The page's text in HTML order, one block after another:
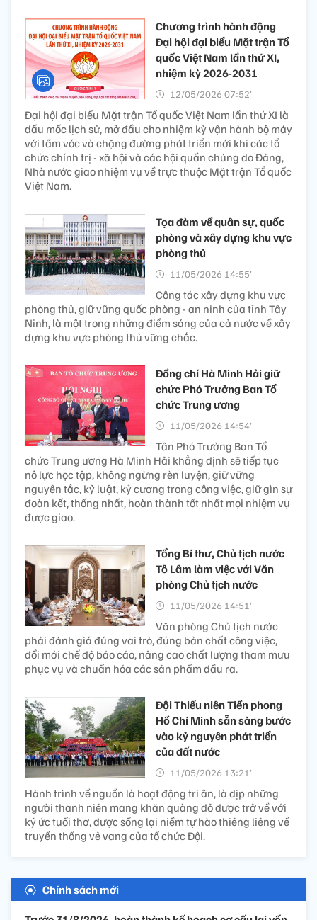
Chương trình hành động
Đại hội đại biểu Mặt trận Tổ
quốc Việt Nam lần thứ XI,
nhiệm kỳ 2026-2031
12/05/2026 07:52’
Đại hội đại biểu Mặt trận Tổ quốc Việt Nam lần thứ XI là
dấu mốc lịch sử, mở đầu cho nhiệm kỳ vận hành bộ máy
với tầm vóc và chặng đường phát triển mới khi các tổ
chức chính trị - xã hội và các hội quần chúng do Đảng,
Nhà nước giao nhiệm vụ về trực thuộc Mặt trận Tổ quốc
Việt Nam.
Tọa đàm về quân sự, quốc
phòng và xây dựng khu vực
phòng thủ
11/05/2026 14:55’
Công tác xây dựng khu vực
phòng thủ, giữ vững quốc phòng - an ninh của tỉnh Tây
Ninh, là một trong những điểm sáng của cả nước về xây
dựng khu vực phòng thủ vững chắc.
Đồng chí Hà Minh Hải giữ
chức Phó Trưởng Ban Tổ
chức Trung ương
11/05/2026 14:54’
Tân Phó Trưởng Ban Tổ
chức Trung ương Hà Minh Hải khẳng định sẽ tiếp tục
nỗ lực học tập, không ngừng rèn luyện, giữ vững
nguyên tắc, kỷ luật, kỷ cương trong công việc, giữ gìn sự
đoàn kết, thống nhất, hoàn thành tốt nhất mọi nhiệm vụ
được giao.
Tổng Bí thư, Chủ tịch nước
Tô Lâm làm việc với Văn
phòng Chủ tịch nước
11/05/2026 14:51’
Văn phòng Chủ tịch nước
phải đánh giá đúng vai trò, đúng bản chất công việc,
đổi mới chế độ báo cáo, nâng cao chất lượng tham mưu
phục vụ và chuẩn hóa các sản phẩm đầu ra.
Đội Thiếu niên Tiền phong
Hồ Chí Minh sẵn sàng bước
vào kỷ nguyên phát triển
của đất nước
11/05/2026 13:21’
Hành trình về nguồn là hoạt động tri ân, là dịp những
người thanh niên mang khăn quàng đỏ được trở về với
ký ức tuổi thơ, được sống lại niềm tự hào thiêng liêng về
truyền thống vẻ vang của tổ chức Đội.
Chính sách mới